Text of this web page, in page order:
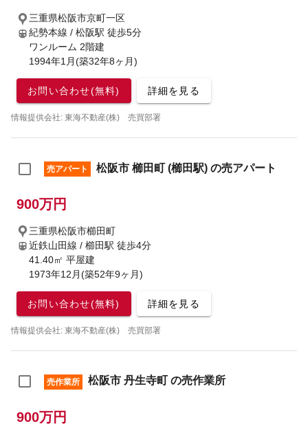
三重県松阪市京町一区
紀勢本線 / 松阪駅 徒歩5分
ワンルーム 2階建
1994年1月(築32年8ヶ月)
お問い合わせ(無料) 詳細を見る
情報提供会社: 東海不動産(株) 売買部署
売アパート 松阪市 櫛田町 (櫛田駅) の売アパート
900万円
三重県松阪市櫛田町
近鉄山田線 / 櫛田駅 徒歩4分
41.40㎡ 平屋建
1973年12月(築52年9ヶ月)
お問い合わせ(無料) 詳細を見る
情報提供会社: 東海不動産(株) 売買部署
売作業所 松阪市 丹生寺町 の売作業所
900万円